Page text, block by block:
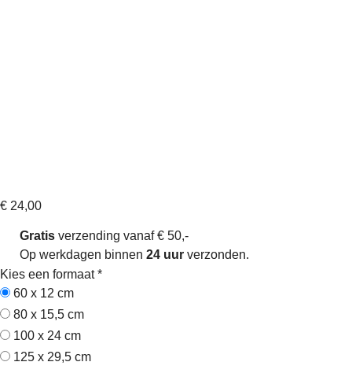
€ 24,00
Gratis verzending vanaf € 50,-
Op werkdagen binnen 24 uur verzonden.
Kies een formaat*
60 x 12 cm
80 x 15,5 cm
100 x 24 cm
125 x 29,5 cm